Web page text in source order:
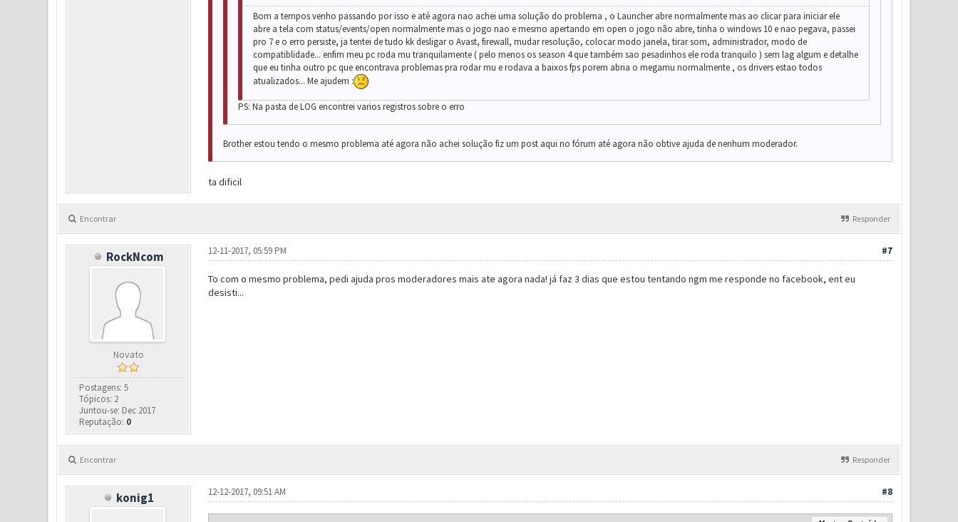
Bom a tempos venho passando por isso e até agora nao achei uma solução do problema , o Launcher abre normalmente mas ao clicar para iniciar ele
abre a tela com status/events/open normalmente mas o jogo nao e mesmo apertando em open o jogo não abre, tinha o windows 10 e nao pegava, passei
pro 7 e o erro persiste, ja tentei de tudo kk desligar o Avast, firewall, mudar resolução, colocar modo janela, tirar som, administrador, modo de
compatiblidade... enfim meu pc roda mu tranquilamente ( pelo menos os season 4 que também sao pesadinhos ele roda tranquilo ) sem lag algum e detalhe
que eu tinha outro pc que encontrava problemas pra rodar mu e rodava a baixos fps porem abria o megamu normalmente , os drivers estao todos
atualizados... Me ajudem :
PS: Na pasta de LOG encontrei varios registros sobre o erro
Brother estou tendo o mesmo problema até agora não achei solução fiz um post aqui no fórum até agora não obtive ajuda de nenhum moderador.
ta dificil
Encontrar Responder
RockNcom
Novato
Postagens: 5
Tópicos: 2
Juntou-se: Dec 2017
Reputação: 0
#7
12-11-2017, 05:59 PM
To com o mesmo problema, pedi ajuda pros moderadores mais ate agora nada! já faz 3 dias que estou tentando ngm me responde no facebook, ent eu
desisti...
Encontrar Responder
konig1 #8
12-12-2017, 09:51 AM